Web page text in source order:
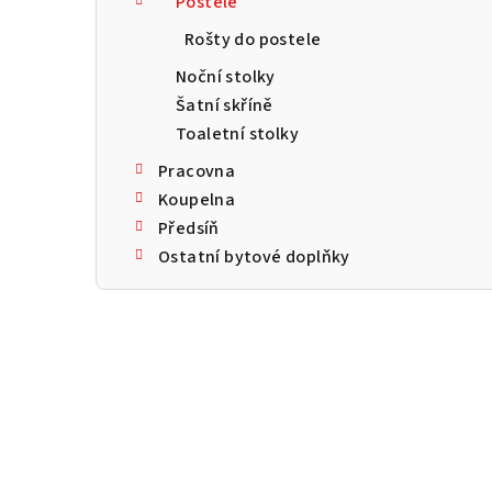
Rošty do postele
Noční stolky
Šatní skříně
Toaletní stolky
Pracovna
Koupelna
Předsíň
Ostatní bytové doplňky